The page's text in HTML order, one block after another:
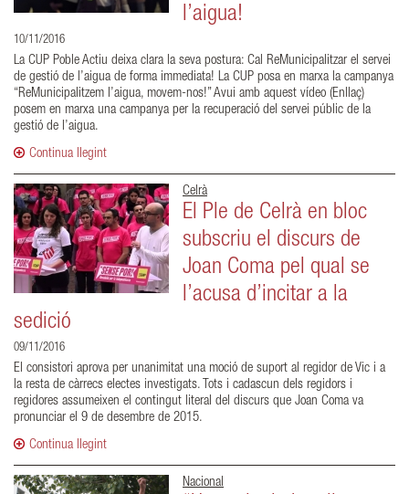
l’aigua!
10/11/2016
La CUP Poble Actiu deixa clara la seva postura: Cal ReMunicipalitzar el servei
de gestió de l’aigua de forma immediata! La CUP posa en marxa la campanya
“ReMunicipalitzem l’aigua, movem-nos!” Avui amb aquest vídeo (Enllaç)
posem en marxa una campanya per la recuperació del servei públic de la
gestió de l’aigua.
Continua llegint
Celrà
El Ple de Celrà en bloc
subscriu el discurs de
Joan Coma pel qual se
l’acusa d’incitar a la
sedició
09/11/2016
El consistori aprova per unanimitat una moció de suport al regidor de Vic i a
la resta de càrrecs electes investigats. Tots i cadascun dels regidors i
regidores assumeixen el contingut literal del discurs que Joan Coma va
pronunciar el 9 de desembre de 2015.
Continua llegint
Nacional